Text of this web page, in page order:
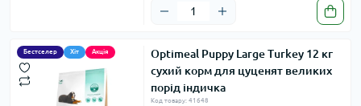
Бестселер Хіт Акція
Optimeal Puppy Large Turkey 12 кг
сухий корм для цуценят великих
порід індичка
Код товару: 41648